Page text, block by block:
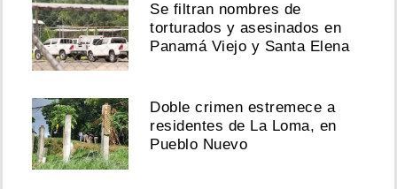
Se filtran nombres de
torturados y asesinados en
Panamá Viejo y Santa Elena
Doble crimen estremece a
residentes de La Loma, en
Pueblo Nuevo